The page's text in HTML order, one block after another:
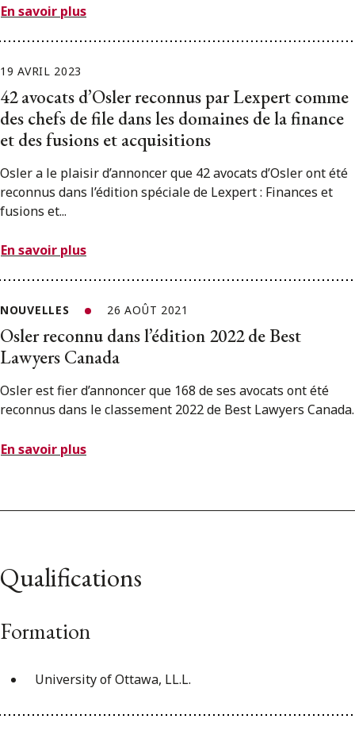
En savoir plus
19 AVRIL 2023
42 avocats d’Osler reconnus par Lexpert comme
des chefs de file dans les domaines de la finance
et des fusions et acquisitions
Osler a le plaisir d’annoncer que 42 avocats d’Osler ont été
reconnus dans l’édition spéciale de Lexpert : Finances et
fusions et...
En savoir plus
NOUVELLES 26 AOÛT 2021
Osler reconnu dans l’édition 2022 de Best
Lawyers Canada
Osler est fier d’annoncer que 168 de ses avocats ont été
reconnus dans le classement 2022 de Best Lawyers Canada.
En savoir plus
Qualifications
Formation
University of Ottawa, LL.L.